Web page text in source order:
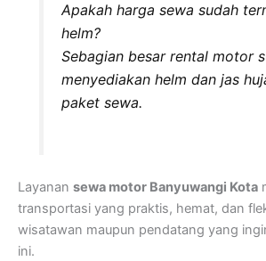
Apakah harga sewa sudah
helm?
Sebagian besar rental motor
menyediakan helm dan jas
paket sewa.
Layanan sewa motor Banyuwangi Kota
transportasi yang praktis, hemat, dan
wisatawan maupun pendatang yang
ini.